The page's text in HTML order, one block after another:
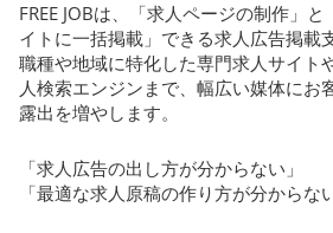
FREE JOBは、「求人ページの制作」
イトに一括掲載」できる求人広告掲載
職種や地域に特化した専門求人サイト
人検索エンジンまで、幅広い媒体にお
露出を増やします。
「求人広告の出し方が分からない」
「最適な求人原稿の作り方が分からな